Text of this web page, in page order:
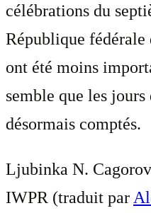
célébrations du
République
ont été moins
semble que les
désormais comptés.
Ljubinka N.
IWPR (traduit par